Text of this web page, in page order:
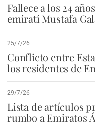
Fallece a los 24
emiratí Mustafa
25/7/26
Conflicto entre
los residentes de
29/7/26
Lista de artículos
rumbo a Emiratos